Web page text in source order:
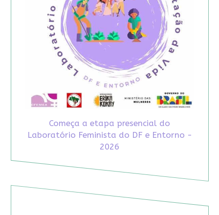
Começa a etapa presencial do
Laboratório Feminista do DF e Entorno -
2026